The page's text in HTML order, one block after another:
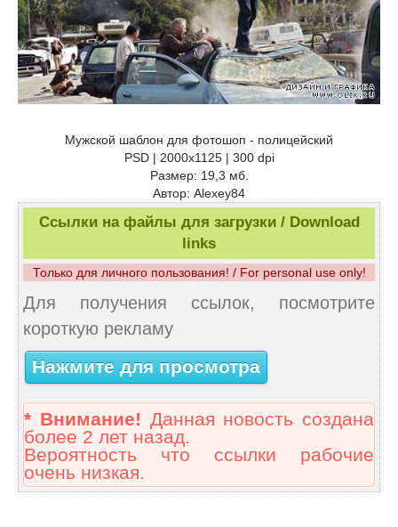
Мужской шаблон для фотошоп - полицейский
PSD | 2000x1125 | 300 dpi
Размер: 19,3 мб.
Автор: Alexey84
Ссылки на файлы для загрузки / Download
links
Только для личного пользования! / For personal use only!
Для получения ссылок, посмотрите
короткую рекламу
Нажмите для просмотра
* Внимание! Данная новость создана
более 2 лет назад.
Вероятность что ссылки рабочие
очень низкая.